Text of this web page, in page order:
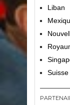
Liban
Suisse